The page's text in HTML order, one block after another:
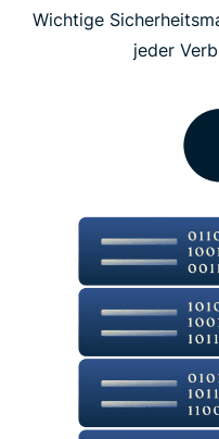
Was die Leute über
Erhalten Sie diese
Kernfunktionen von
und Sicherheit
ExpressVPN-
Verbindungen
Schutz auf
Wichtige
jeder